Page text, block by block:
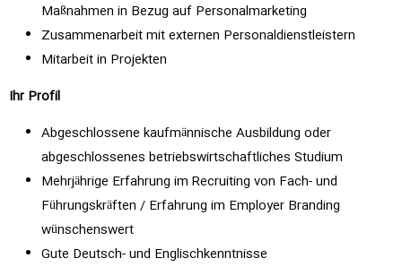
Maßnahmen in Bezug auf Personalmarketing
Zusammenarbeit mit externen Personaldienstleistern
Mitarbeit in Projekten
Ihr Profil
Abgeschlossene kaufmännische Ausbildung oder
abgeschlossenes betriebswirtschaftliches Studium
Mehrjährige Erfahrung im Recruiting von Fach- und
Führungskräften / Erfahrung im Employer Branding
wünschenswert
Gute Deutsch- und Englischkenntnisse